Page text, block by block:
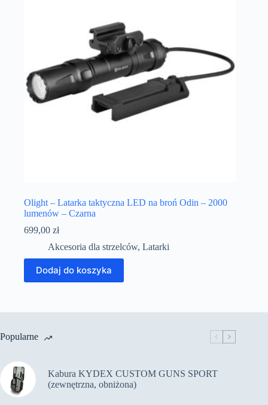
Olight – Latarka taktyczna LED na broń Odin – 2000
lumenów – Czarna
699,00 zł
Akcesoria dla strzelców, Latarki
Dodaj do koszyka
Popularne
Kabura KYDEX CUSTOM GUNS SPORT
(zewnętrzna, obniżona)